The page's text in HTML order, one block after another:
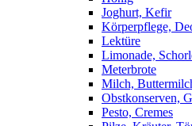
Joghurt, Kefir
Körperpflege,
Lektüre
Limonade,
Meterbrote
Milch,
Obstkonserven,
Pesto, Cremes